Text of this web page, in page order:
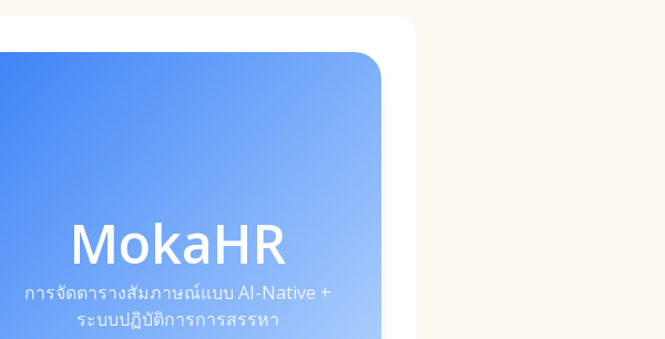
MokaHR
การจัดตารางสัมภาษณ์แบบ AI-Native +
ระบบปฏิบัติการการสรรหา